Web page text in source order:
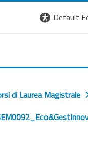
Default
di Laurea Magistrale